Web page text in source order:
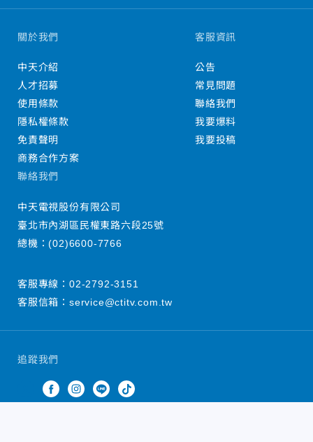
追蹤我們
關於我們
中天介紹
人才招募
使用條款
隱私權條款
免責聲明
商務合作方案
客服資訊
公告
常見問題
聯絡我們
我要爆料
我要投稿
聯絡我們
中天電視股份有限公司
臺北市內湖區民權東路六段25號
總機：(02)6600-7766
客服專線： 02-2792-3151
客服信箱： service@ctitv.com.tw